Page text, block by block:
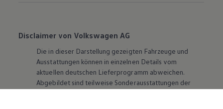
Disclaimer von Volkswagen AG
Die in dieser Darstellung gezeigten Fahrzeuge und
Ausstattungen können in einzelnen Details vom
aktuellen deutschen Lieferprogramm abweichen.
Abgebildet sind teilweise Sonderausstattungen der